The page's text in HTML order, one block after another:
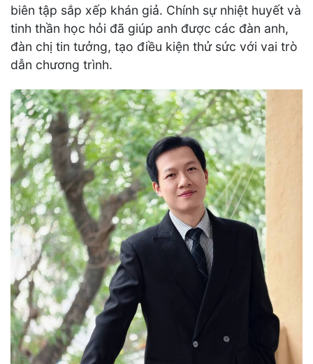
biên tập sắp xếp khán giả. Chính sự nhiệt huyết và
tinh thần học hỏi đã giúp anh được các đàn anh,
đàn chị tin tưởng, tạo điều kiện thử sức với vai trò
dẫn chương trình.